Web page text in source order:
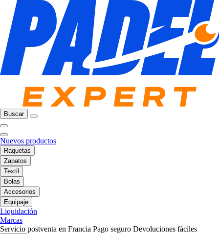
Buscar
Nuevos productos
Raquetas
Zapatos
Textil
Bolas
Accesorios
Equipaje
Liquidación
Marcas
Servicio postventa en Francia Pago seguro Devoluciones fáciles